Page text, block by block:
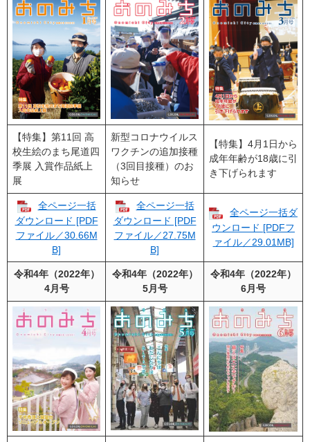
【特集】第11回 高
校生絵のまち尾道四
季展 入賞作品紙上
展
新型コロナウイルス
ワクチンの追加接種
（3回目接種）のお
知らせ
【特集】4月1日から
成年年齢が18歳に引
き下げられます
全ページ一括
ダウンロード [PDF
ファイル／30.66M
B]
全ページ一括
ダウンロード [PDF
ファイル／27.75M
B]
全ページ一括ダ
ウンロード [PDFフ
ァイル／29.01MB]
令和4年（2022年）
4月号
令和4年（2022年）
5月号
令和4年（2022年）
6月号